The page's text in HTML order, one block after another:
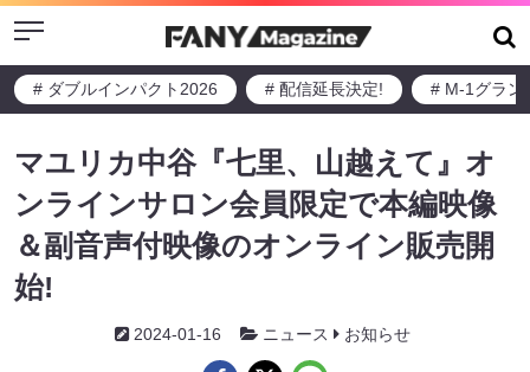
Menu
# ダブルインパクト2026 # 配信延長決定! # M-1グラン
マユリカ中谷『七里、山越えて』オ
ンラインサロン会員限定で本編映像
＆副音声付映像のオンライン販売開
始!
2024-01-16 ニュース お知らせ